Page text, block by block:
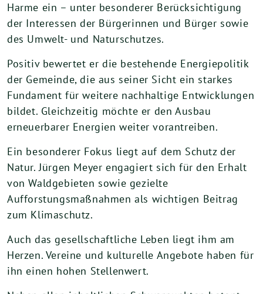
Harme ein – unter besonderer Berücksichtigung
der Interessen der Bürgerinnen und Bürger sowie
des Umwelt- und Naturschutzes.
Positiv bewertet er die bestehende Energiepolitik
der Gemeinde, die aus seiner Sicht ein starkes
Fundament für weitere nachhaltige Entwicklungen
bildet. Gleichzeitig möchte er den Ausbau
erneuerbarer Energien weiter vorantreiben.
Ein besonderer Fokus liegt auf dem Schutz der
Natur. Jürgen Meyer engagiert sich für den Erhalt
von Waldgebieten sowie gezielte
Aufforstungsmaßnahmen als wichtigen Beitrag
zum Klimaschutz.
Auch das gesellschaftliche Leben liegt ihm am
Herzen. Vereine und kulturelle Angebote haben für
ihn einen hohen Stellenwert.